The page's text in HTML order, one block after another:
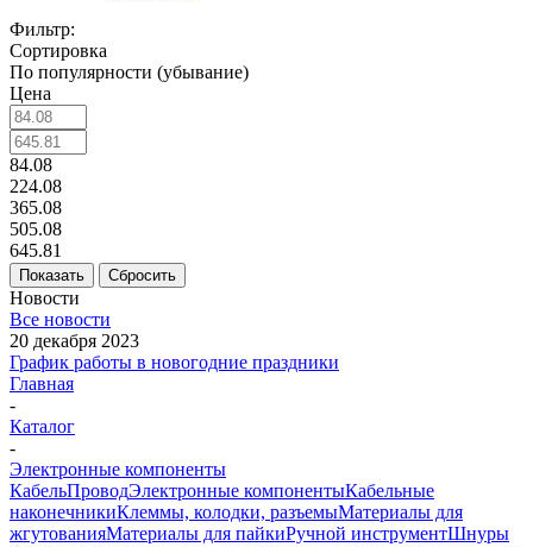
Фильтр:
Сортировка
По популярности (убывание)
Цена
84.08
224.08
365.08
505.08
645.81
Показать Сбросить
Новости
Все новости
20 декабря 2023
График работы в новогодние праздники
Главная
-
Каталог
-
Электронные компоненты
КабельПроводЭлектронные компонентыКабельные
наконечникиКлеммы, колодки, разъемыМатериалы для
жгутованияМатериалы для пайкиРучной инструментШнуры